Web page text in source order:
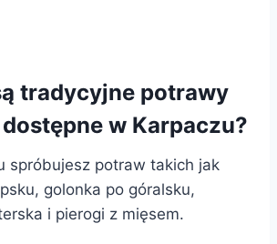
tradycyjne potrawy
w Karpaczu?
spróbujesz potraw takich jak
golonka po góralsku,
i pierogi z mięsem.